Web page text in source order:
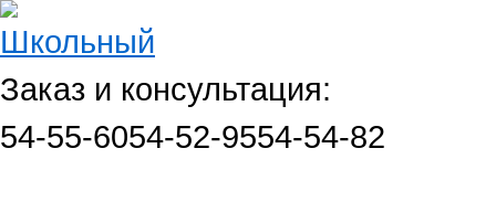
Заказ и консультация:
54-55-6054-52-9554-54-82